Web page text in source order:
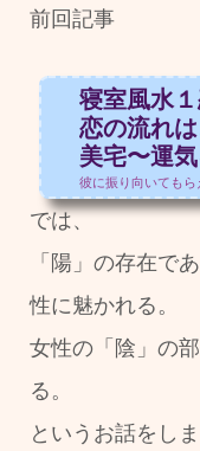
前回記事
寝室風水
恋の流れ
美宅〜運
彼に振り向いても
い！…。恋愛の悩み
は「寝室風水」を
るのが寝室。 ...
では、
「陽」の存在で
性に魅かれる。
女性の「陰」の
る。
というお話をしま